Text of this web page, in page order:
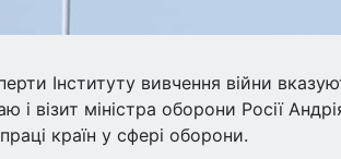
Інституту вивчення війни
і візит міністра оборони Росії
країн у сфері оборони.